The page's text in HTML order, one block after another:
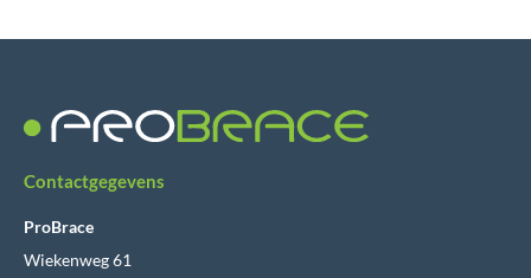
Contactgegevens
ProBrace
Wiekenweg 61